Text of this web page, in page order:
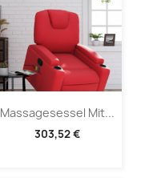
Massagesessel Mit...
303,52 €